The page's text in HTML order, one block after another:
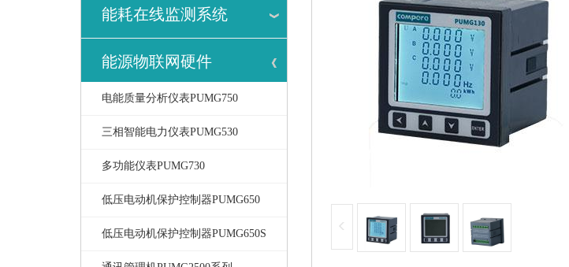
能耗在线监测系统
能源物联网硬件
电能质量分析仪表PUMG750
三相智能电力仪表PUMG530
多功能仪表PUMG730
低压电动机保护控制器PUMG650
低压电动机保护控制器PUMG650S